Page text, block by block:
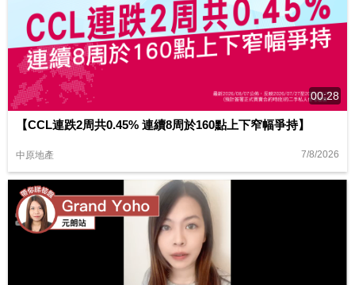
00:28
【CCL連跌2周共0.45% 連續8周於160點上下窄幅爭持】
中原地產 7/8/2026